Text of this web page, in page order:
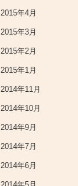
2015年4月
2015年3月
2015年2月
2015年1月
2014年11月
2014年10月
2014年9月
2014年7月
2014年6月